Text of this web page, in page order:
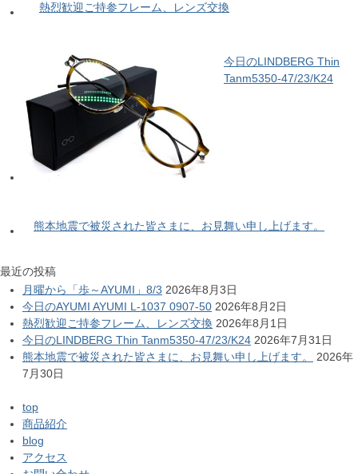
熱烈歓迎ご持参フレーム、レンズ交換
今日のLINDBERG Thin
Tanm5350-47/23/K24
熊本地震で被災された皆さまに、お見舞い申し上げます。
最近の投稿
月曜から「歩～AYUMI」8/3 2026年8月3日
今日のAYUMI AYUMI L-1037 0907-50 2026年8月2日
熱烈歓迎ご持参フレーム、レンズ交換 2026年8月1日
今日のLINDBERG Thin Tanm5350-47/23/K24 2026年7月31日
熊本地震で被災された皆さまに、お見舞い申し上げます。
2026年
7月30日
top
商品紹介
blog
アクセス